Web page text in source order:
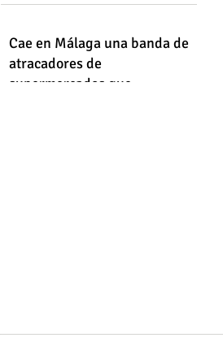
Cae en Málaga una banda de
atracadores de
supermercados que